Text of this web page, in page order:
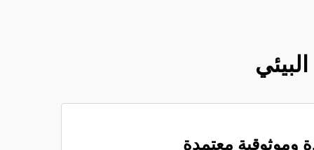
وموثوقية معتمدة